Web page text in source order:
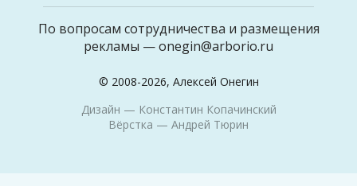
По вопросам сотрудничества и размещения
рекламы —onegin@arborio.ru
© 2008-2026, Алексей Онегин
Дизайн — Константин Копачинский
Вёрстка — Андрей Тюрин